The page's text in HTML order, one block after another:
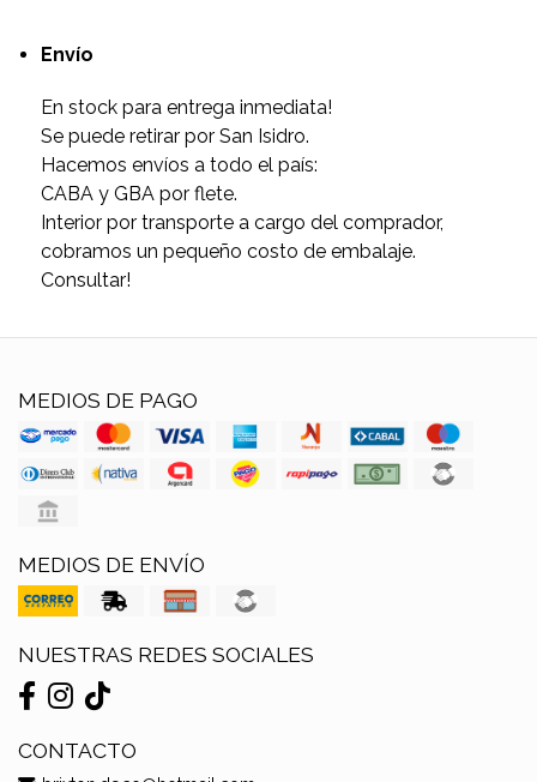
Envío
En stock para entrega inmediata!
Se puede retirar por San Isidro.
Hacemos envíos a todo el país:
CABA y GBA por flete.
Interior por transporte a cargo del comprador,
cobramos un pequeño costo de embalaje.
Consultar!
MEDIOS DE PAGO
MEDIOS DE ENVÍO
NUESTRAS REDES SOCIALES
CONTACTO